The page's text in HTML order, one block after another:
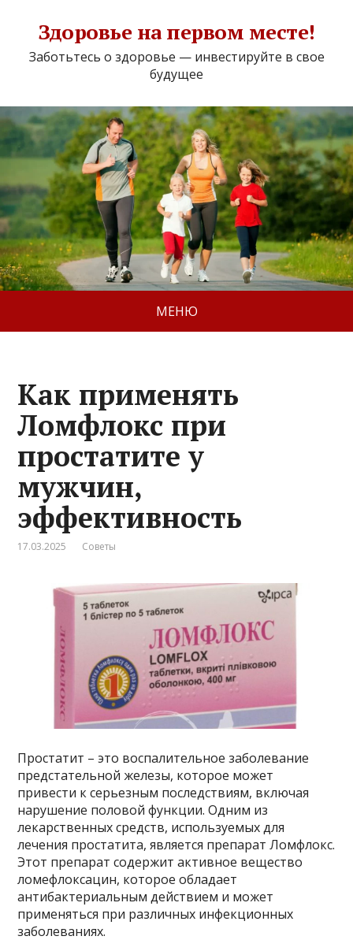
Здоровье на первом месте!
Заботьтесь о здоровье — инвестируйте в свое
будущее
МЕНЮ
Как применять
Ломфлокс при
простатите у
мужчин,
эффективность
17.03.2025 Советы
Простатит – это воспалительное заболевание
предстательной железы, которое может
привести к серьезным последствиям, включая
нарушение половой функции. Одним из
лекарственных средств, используемых для
лечения простатита, является препарат Ломфлокс.
Этот препарат содержит активное вещество
ломефлоксацин, которое обладает
антибактериальным действием и может
применяться при различных инфекционных
заболеваниях.